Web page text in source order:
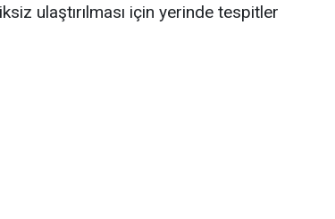
ulaştırılması için yerinde tespitler